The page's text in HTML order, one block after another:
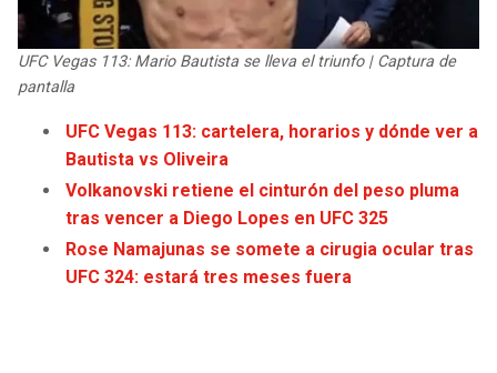
UFC Vegas 113: Mario Bautista se lleva el triunfo | Captura de
pantalla
UFC Vegas 113: cartelera, horarios y dónde ver a
Bautista vs Oliveira
Volkanovski retiene el cinturón del peso pluma
tras vencer a Diego Lopes en UFC 325
Rose Namajunas se somete a cirugia ocular tras
UFC 324: estará tres meses fuera